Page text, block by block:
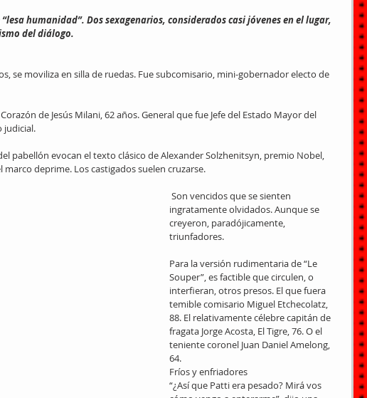
“lesa humanidad”. Dos sexagenarios, considerados casi jóvenes en el lugar,
del diálogo.
se moviliza en silla de ruedas. Fue subcomisario, mini-gobernador electo de
de Jesús Milani, 62 años. General que fue Jefe del Estado Mayor del
judicial.
pabellón evocan el texto clásico de Alexander Solzhenitsyn, premio Nobel,
marco deprime. Los castigados suelen cruzarse.
ingratamente olvidados. Aunque se
creyeron, paradójicamente,
triunfadores.
Para la versión rudimentaria de “Le
Souper”, es factible que circulen, o
interfieran, otros presos. El que fuera
temible comisario Miguel Etchecolatz,
88. El relativamente célebre capitán de
fragata Jorge Acosta, El Tigre, 76. O el
teniente coronel Juan Daniel Amelong,
64.
Fríos y enfriadores
“¿Así que Patti era pesado? Mirá vos